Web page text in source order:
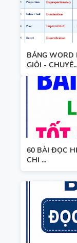
BẢNG WORD
GIỎI -
60 BÀI ĐỌC
CHI ...